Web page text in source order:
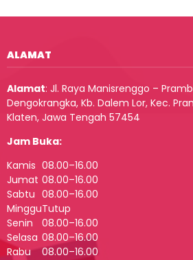
ALAMAT
Alamat: Jl. Raya Manisrenggo –
Dengokrangka, Kb. Dalem Lor, Kec.
Klaten, Jawa Tengah 57454
Jam Buka:
Kamis 08.00–16.00
Jumat 08.00–16.00
Sabtu 08.00–16.00
MingguTutup
Senin
08.00–16.00
Selasa 08.00–16.00
Rabu
08.00–16.00